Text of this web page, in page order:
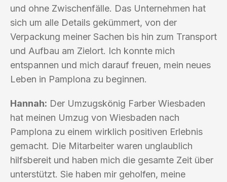
und ohne Zwischenfälle. Das Unternehmen hat
sich um alle Details gekümmert, von der
Verpackung meiner Sachen bis hin zum Transport
und Aufbau am Zielort. Ich konnte mich
entspannen und mich darauf freuen, mein neues
Leben in Pamplona zu beginnen.
Hannah: Der Umzugskönig Farber Wiesbaden
hat meinen Umzug von Wiesbaden nach
Pamplona zu einem wirklich positiven Erlebnis
gemacht. Die Mitarbeiter waren unglaublich
hilfsbereit und haben mich die gesamte Zeit über
unterstützt. Sie haben mir geholfen, meine